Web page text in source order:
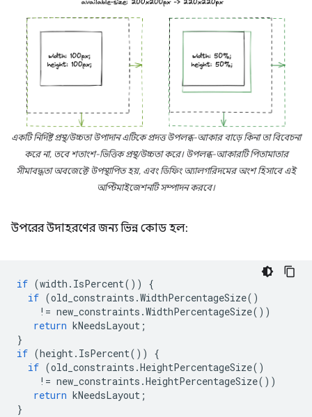
একটি নির্দিষ্ট প্রস্থ/উচ্চতা উপাদান এটিকে প্রদত্ত উপলব্ধ-আকার বাড়ে কিনা তা বিবেচনা
করে না, তবে শতাংশ-ভিত্তিক প্রস্থ/উচ্চতা করে।উপলব্ধ-আকারটিপিতামাতার
সীমাবদ্ধতাঅবজেক্টে উপস্থাপিত হয়, এবং ডিফিং অ্যালগরিদমের অংশ হিসাবে এই
অপ্টিমাইজেশনটি সম্পাদন করবে।
উপরের উদাহরণের জন্য ভিন্ন কোড হল:
if (width . IsPercent())
{
if (old_constraints .WidthPercentageSize()
!= new_constraints .WidthPercentageSize())
return kNeedsLayout ;
}
if (height. IsPercent())
{
if (old_constraints .HeightPercentageSize()
!= new_constraints .HeightPercentageSize())
return kNeedsLayout ;
}